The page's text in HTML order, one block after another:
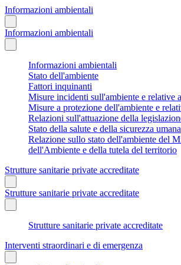
Informazioni ambientali
Informazioni ambientali
Informazioni ambientali
Stato dell'ambiente
Fattori inquinanti
Misure incidenti sull'ambiente e relative
Misure a protezione dell'ambiente e
Relazioni sull'attuazione della
Stato della salute e della sicurezza umana
Relazione sullo stato dell'ambiente del
dell'Ambiente e della tutela del territorio
Strutture sanitarie private accreditate
Strutture sanitarie private accreditate
Strutture sanitarie private accreditate
Interventi straordinari e di emergenza